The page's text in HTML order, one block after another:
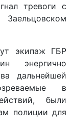
тревоги с
экипаж ГБР
энергично
дальнейшей
в
были
полиции для